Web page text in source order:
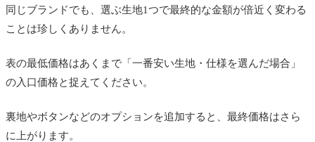
同じブランドでも、選ぶ生地1つで最終的な金額が倍近く変わる
ことは珍しくありません。
表の最低価格はあくまで「一番安い生地・仕様を選んだ場合」
の入口価格と捉えてください。
裏地やボタンなどのオプションを追加すると、最終価格はさら
に上がります。